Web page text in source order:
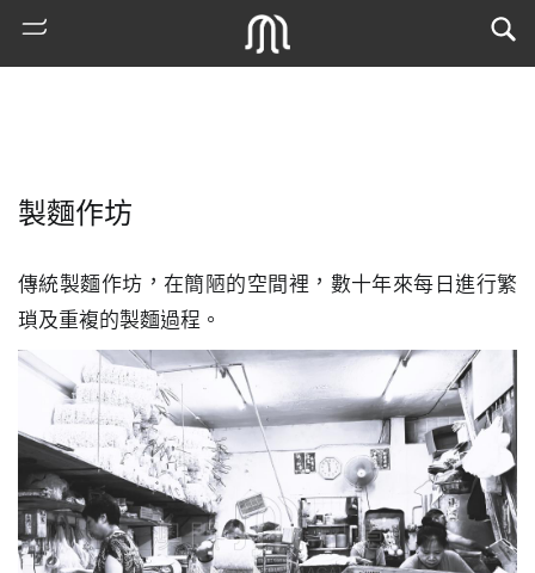
搜
索
古
地
圖
製麵作坊
傳統製麵作坊，在簡陋的空間裡，數十年來每日進行繁
瑣及重複的製麵過程。